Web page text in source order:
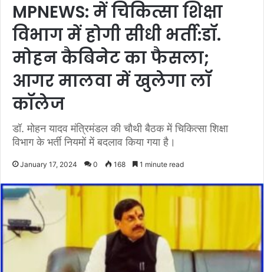
MPNEWS: में चिकित्सा शिक्षा
विभाग में होगी सीधी भर्ती:डॉ.
मोहन कैबिनेट का फैसला;
आगर मालवा में खुलेगा लॉ
कॉलेज
डॉ. मोहन यादव मंत्रिमंडल की चौथी बैठक में चिकित्सा शिक्षा
विभाग के भर्ती नियमों में बदलाव किया गया है।
January 17, 2024 0 168 1 minute read